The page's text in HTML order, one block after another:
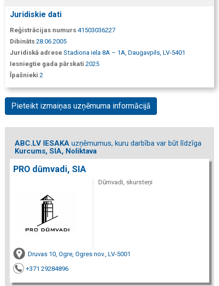
Juridiskie dati
Reģistrācijas numurs 41503036227
Dibināts 28.06.2005
Juridiskā adrese Stadiona iela 8A – 1A, Daugavpils, LV-5401
Iesniegtie gada pārskati 2025
Īpašnieki 2
Pieteikt izmaiņas uzņēmuma informācijā
ABC.LV IESAKA uzņēmumus, kuru darbība var būt līdzīga
Kurcums, SIA, Noliktava
PRO dūmvadi, SIA
Dūmvadi, skursteņi
Druvas 10, Ogre, Ogres nov., LV-5001
+371 29284896